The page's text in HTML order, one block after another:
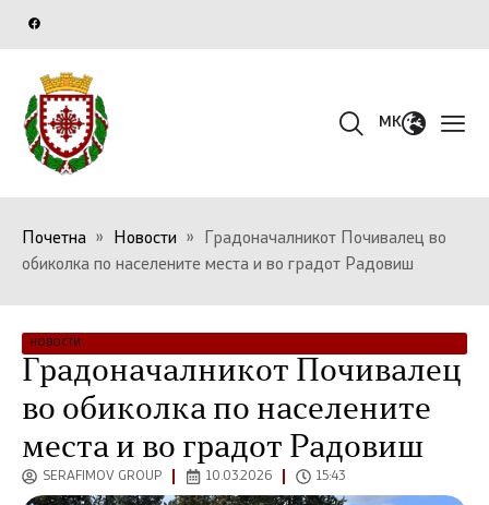
MK
Почетна » Новости »
Градоначалникот Почивалец во
обиколка по населените места и во градот Радовиш
НОВОСТИ
Градоначалникот Почивалец
во обиколка по населените
места и во градот Радовиш
SERAFIMOV GROUP 10.03.2026 15:43